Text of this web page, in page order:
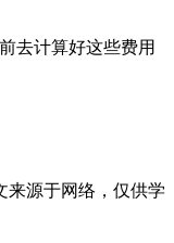
去计算好这些费用
来源于网络，仅供学